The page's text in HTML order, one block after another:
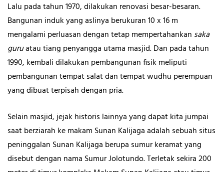
Lalu pada tahun 1970, dilakukan renovasi besar-besaran.
Bangunan induk yang aslinya berukuran 10 x 16 m
mengalami perluasan dengan tetap mempertahankan saka
guruatau tiang penyangga utama masjid. Dan pada tahun
1990, kembali dilakukan pembangunan fisik meliputi
pembangunan tempat salat dan tempat wudhu perempuan
yang dibuat terpisah dengan pria.
Selain masjid, jejak historis lainnya yang dapat kita jumpai
saat berziarah ke makam Sunan Kalijaga adalah sebuah situs
peninggalan Sunan Kalijaga berupa sumur keramat yang
disebut dengan nama Sumur Jolotundo. Terletak sekira 200